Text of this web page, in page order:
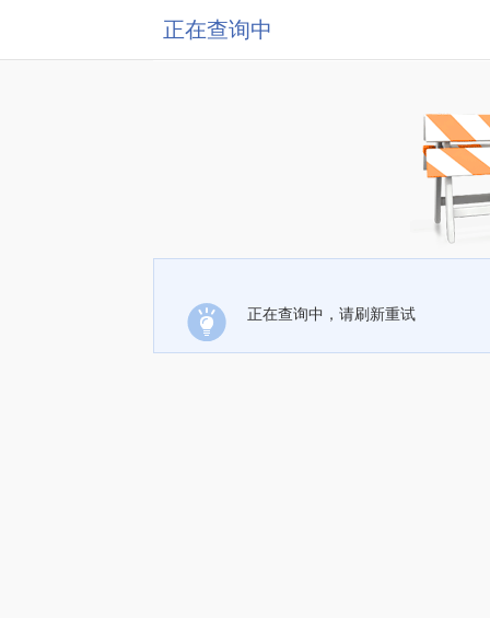
正在查询中
正在查询中，请刷新重试